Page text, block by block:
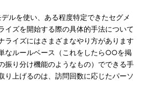
ルを使い、ある程度特定できたセグメ
イズを開始する際の具体的手法について
ライズにはさまざまなやり方があります
なルールベース（これをしたら○○を掲
振り分け機能のようなもの）でできる手
り上げるのは、訪問回数に応じたパーソ